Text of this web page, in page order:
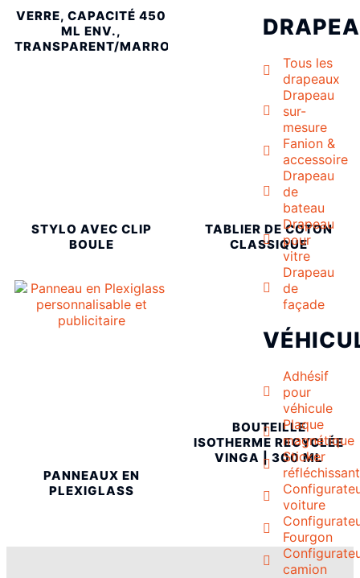
Tous les
drapeaux
Drapeau
sur-
mesure
Fanion &
accessoire
Drapeau
de
bateau
Drapeau
pour
vitre
Drapeau
de
façade
Adhésif
pour
véhicule
Plaque
magnétique
Sticker
voiture
Fourgon
camion
VERRE, CAPACITÉ 450
ML ENV.,
TRANSPARENT/MARRON
STYLO AVEC CLIP
BOULE
TABLIER DE COTON
CLASSIQUE
PANNEAUX EN
PLEXIGLASS
BOUTEILLE
ISOTHERME RECYCLÉE
VINGA | 300 ML